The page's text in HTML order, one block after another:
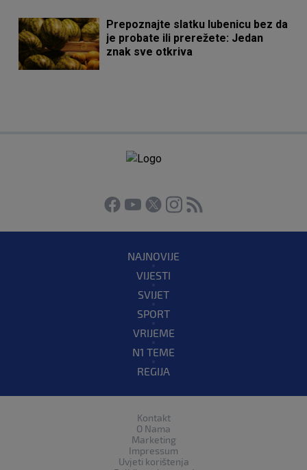
Prepoznajte slatku lubenicu bez da
je probate ili prerežete: Jedan
znak sve otkriva
NAJNOVIJE
VIJESTI
SVIJET
SPORT
VRIJEME
N1 TEME
REGIJA
Kontakt
O Nama
Marketing
Impressum
Uvjeti korištenja